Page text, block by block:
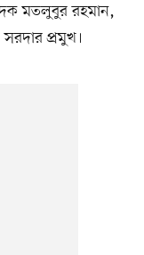
মতলুবুর রহমান,
প্রমুখ।